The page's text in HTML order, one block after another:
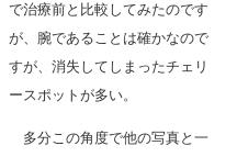
で治療前と比較してみたのです
が、腕であることは確かなので
すが、消失してしまったチェリ
ースポットが多い。
多分この角度で他の写真と一